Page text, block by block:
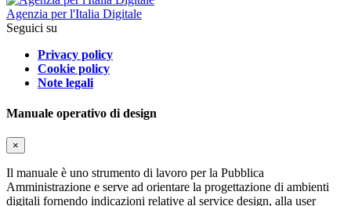
Agenzia per l'Italia Digitale
Seguici su
Privacy policy
Cookie policy
Note legali
Manuale operativo di design
×
Il manuale è uno strumento di lavoro per la Pubblica
Amministrazione e serve ad orientare la progettazione di ambienti
digitali fornendo indicazioni relative al service design, alla user